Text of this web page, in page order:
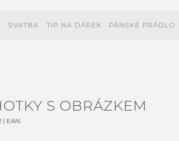
SVATBA TIP NA DÁREK PÁNSKÉ PRÁDLO
S OBRÁZKEM
| EAN: